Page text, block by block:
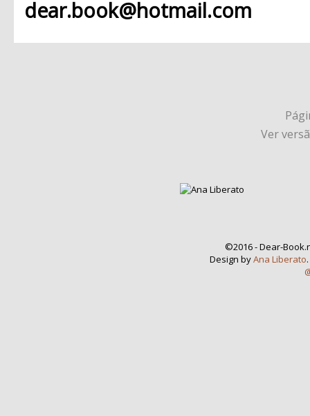
dear.book@hotmail.com
Ver
©2016 - Dear-
Design byAna Liberato